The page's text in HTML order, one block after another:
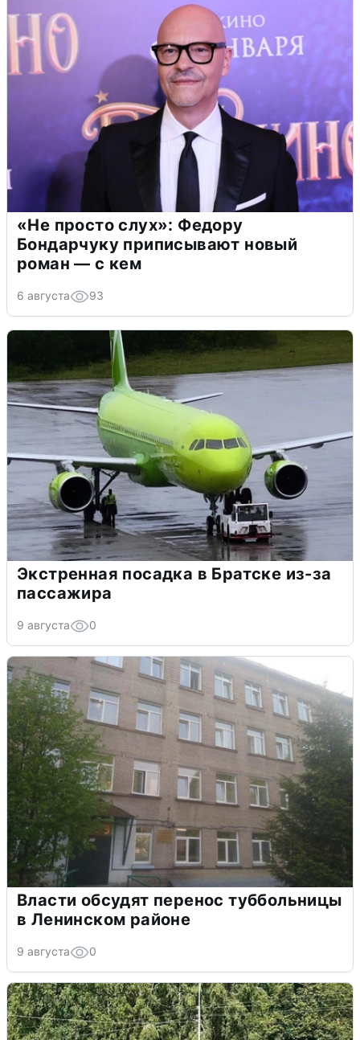
«Не просто слух»: Федору
Бондарчуку приписывают новый
роман — с кем
6 августа 93
Экстренная посадка в Братске из-за
пассажира
9 августа 0
Власти обсудят перенос туббольницы
в Ленинском районе
9 августа 0